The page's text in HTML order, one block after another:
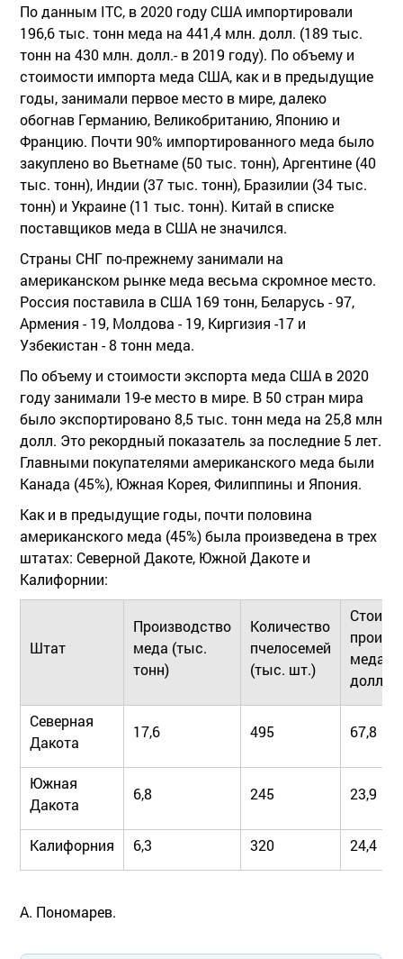
По данным ITC, в 2020 году США импортировали
196,6 тыс. тонн меда на 441,4 млн. долл. (189 тыс.
тонн на 430 млн. долл.- в 2019 году). По объему и
стоимости импорта меда США, как и в предыдущие
годы, занимали первое место в мире, далеко
обогнав Германию, Великобританию, Японию и
Францию. Почти 90% импортированного меда было
закуплено во Вьетнаме (50 тыс. тонн), Аргентине (40
тыс. тонн), Индии (37 тыс. тонн), Бразилии (34 тыс.
тонн) и Украине (11 тыс. тонн). Китай в списке
поставщиков меда в США не значился.
Страны СНГ по-прежнему занимали на
американском рынке меда весьма скромное место.
Россия поставила в США 169 тонн, Беларусь - 97,
Армения - 19, Молдова - 19, Киргизия -17 и
Узбекистан - 8 тонн меда.
По объему и стоимости экспорта меда США в 2020
году занимали 19-е место в мире. В 50 стран мира
было экспортировано 8,5 тыс. тонн меда на 25,8 млн
долл. Это рекордный показатель за последние 5 лет.
Главными покупателями американского меда были
Канада (45%), Южная Корея, Филиппины и Япония.
Как и в предыдущие годы, почти половина
американского меда (45%) была произведена в трех
штатах: Северной Дакоте, Южной Дакоте и
Калифорнии:
Штат
Производство
меда (тыс.
тонн)
Количество
пчелосемей
(тыс. шт.)
меда
долл.)
Северная
Дакота
17,6 495 67,8
Южная
Дакота
6,8 245 23,9
Калифорния 6,3 320 24,4
А. Пономарев.